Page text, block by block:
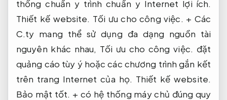
thống chuẩn y trình chuẩn y Internet lợi ích.
Thiết kế website. Tối ưu cho công việc. + Các
C.ty mang thể sử dụng đa dạng nguồn tài
nguyên khác nhau, Tối ưu cho công việc. đặt
quảng cáo tùy ý hoặc các chương trình gắn kết
trên trang Internet của họ. Thiết kế website.
Bảo mật tốt. + có hệ thống máy chủ đúng quy